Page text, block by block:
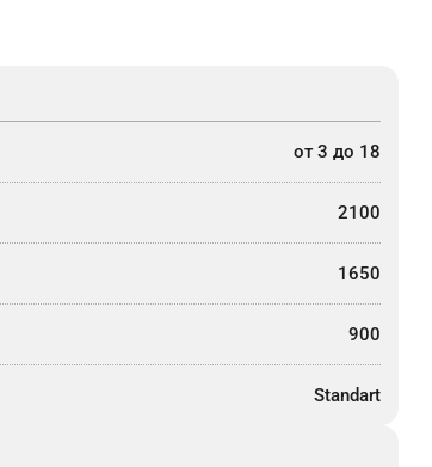
от 3 до 18
2100
1650
900
Standart